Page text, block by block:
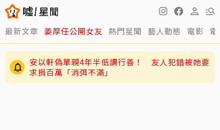
最新文章 姜厚任公開女友 熱門星聞 藝人動態 電影
安以軒偽單親4年半低調行善！ 友人犯錯被她要
求捐百萬「消弭不滿」